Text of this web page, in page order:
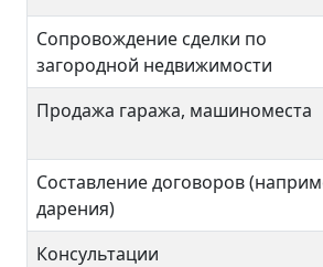
Сопровождение сделки по
загородной недвижимости
Продажа гаража, машиноместа
Составление договоров
дарения)
Консультации